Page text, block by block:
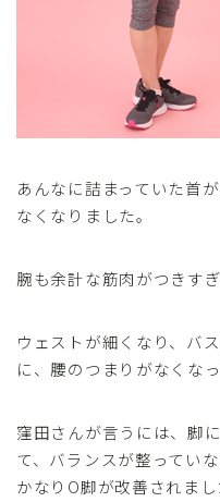
あんなに詰まっていた首
なくなりました。
腕も余計な筋肉がつきす
ウェストが細くなり、バ
に、腰のつまりがなくな
窪田さんが言うには、脚
て、バランスが整ってい
かなりO脚が改善されま